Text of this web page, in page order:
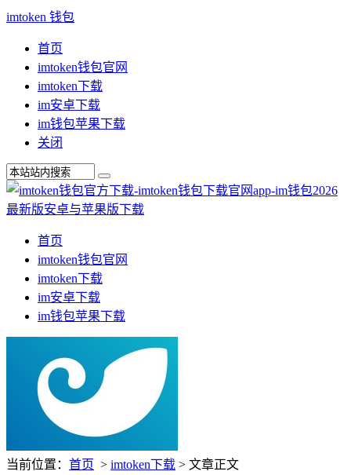
imtoken 钱包
首页
imtoken钱包官网
imtoken下载
im安卓下载
im钱包苹果下载
关闭
首页
imtoken钱包官网
imtoken下载
im安卓下载
im钱包苹果下载
当前位置： 首页 > imtoken下载 > 文章正文